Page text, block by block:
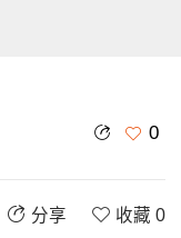
0
分享 收藏 0